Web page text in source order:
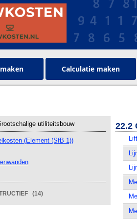
Calculatie maken
utiliteitsbouw
(Element (SfB 1))
(14)
22.2